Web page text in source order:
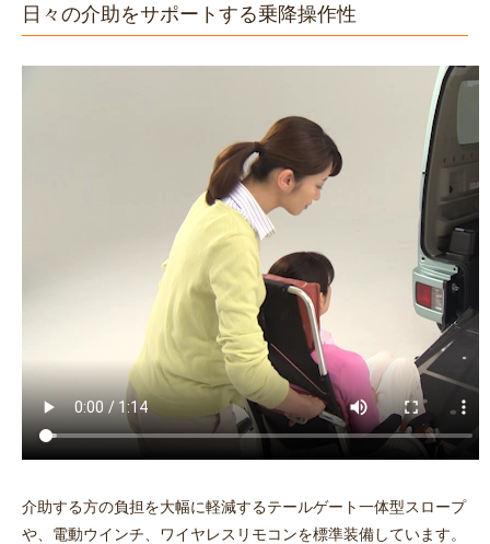
日々の介助をサポートする乗降操作性
介助する方の負担を大幅に軽減するテールゲート一体型スロープ
や、電動ウインチ、ワイヤレスリモコンを標準装備しています。